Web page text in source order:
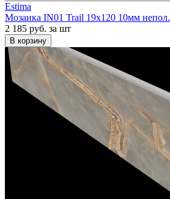
Estima
Мозаика IN01 Trail 19x120 10мм непол.
2 185 руб. за шт
В корзину